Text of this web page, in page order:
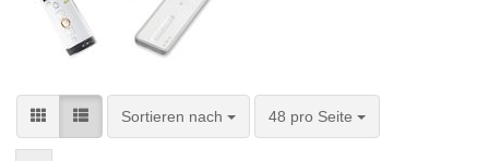
Sortieren nach
Sortieren nach 48 pro Seite
pro Seite